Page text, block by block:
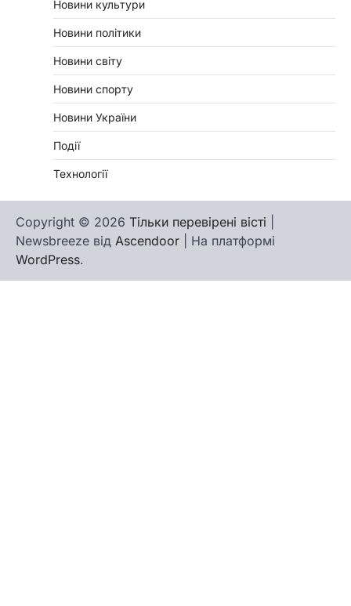
Новини культури
Новини політики
Новини світу
Новини спорту
Новини України
Події
Технології
Copyright © 2026 Тільки перевірені вісті
Newsbreeze від Ascendoor | На платформі
WordPress.